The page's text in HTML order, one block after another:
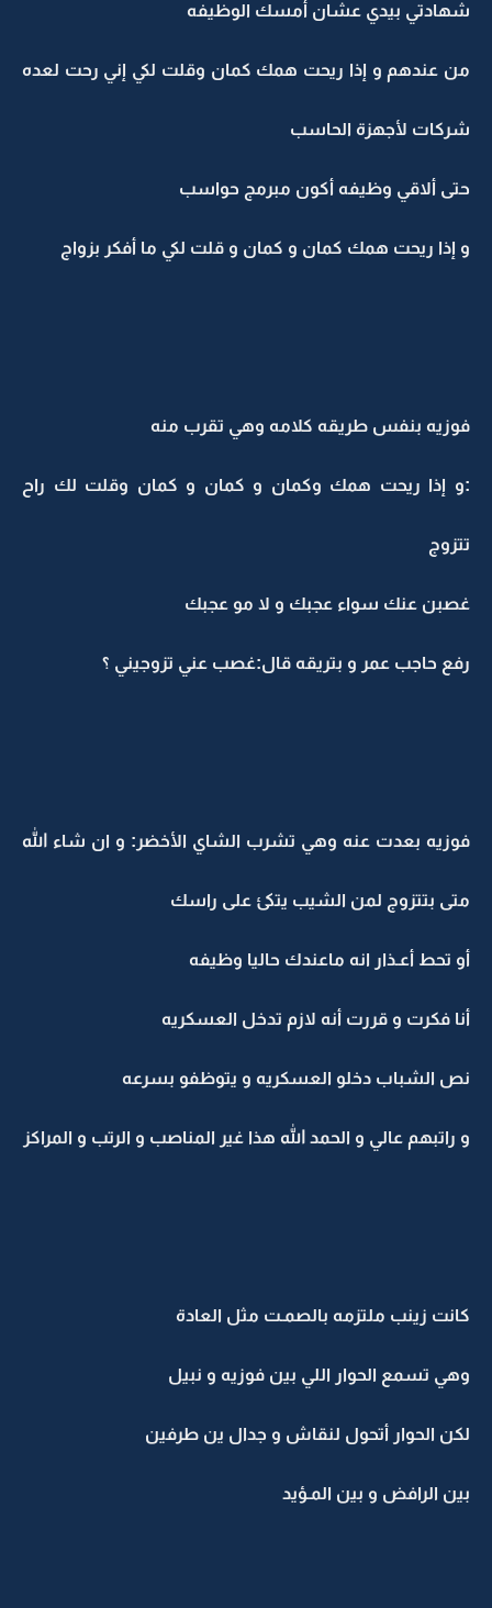
شهادتي بيدي عشان أمسك الوظيفه
من عندهم و إذا ريحت همك كمان وقلت لكي إني رحت لعده
شركات لأجهزة الحاسب
حتى ألاقي وظيفه أكون مبرمج حواسب
و إذا ريحت همك كمان و كمان و قلت لكي ما أفكر بزواج
فوزيه بنفس طريقه كلامه وهي تقرب منه
:و إذا ريحت همك وكمان و كمان و كمان وقلت لك راح
تتزوج
غصبن عنك سواء عجبك و لا مو عجبك
رفع حاجب عمر و بتريقه قال:غصب عني تزوجيني ؟
فوزيه بعدت عنه وهي تشرب الشاي الأخضر: و ان شاء الله
متى بتتزوج لمن الشيب يتكئ على راسك
أو تحط أعـذار انه ماعندك حاليا وظيفه
أنا فكرت و قررت أنه لازم تدخل العسكريه
نص الشباب دخلو العسكريه و يتوظفو بسرعه
و راتبهم عالي و الحمد الله هذا غير المناصب و الرتب و المراكز
كانت زينب ملتزمه بالصمـت مثل العادة
وهي تسمع الحوار اللي بين فوزيه و نبيل
لكن الحوار أتحول لنقاش و جدال ين طرفين
بين الرافض و بين المـؤيد